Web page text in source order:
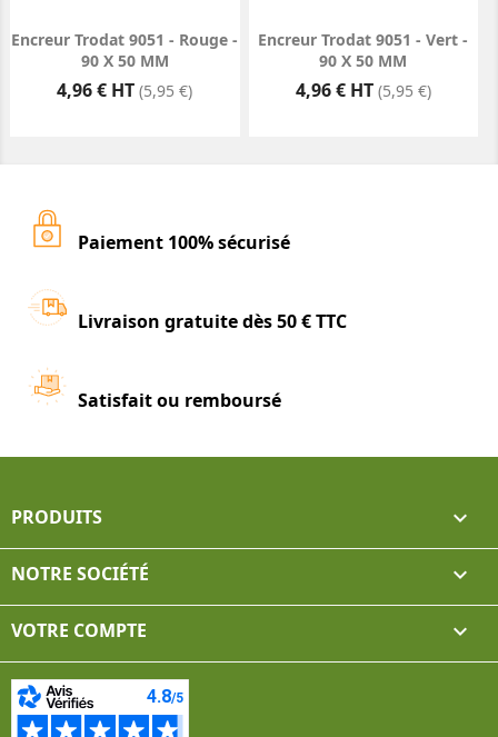
Encreur Trodat 9051 - Rouge -
90 X 50 MM
Prix
4,96 € HT (5,95 €)
Encreur Trodat 9051 - Vert -
90 X 50 MM
Prix
4,96 € HT (5,95 €)
Paiement 100% sécurisé
Livraison gratuite dès 50 € TTC
Satisfait ou remboursé
PRODUITS 
NOTRE SOCIÉTÉ 
VOTRE COMPTE 